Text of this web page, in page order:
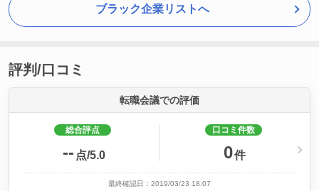
ブラック企業リストへ
評判/口コミ
転職会議での評価
総合評点
-- 点/5.0
口コミ件数
0件
最終確認日：2019/03/23 18:07